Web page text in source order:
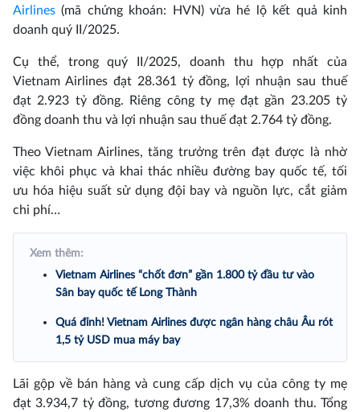
Airlines(mã chứng khoán: HVN) vừa hé lộ kết quả kinh
doanh quý II/2025.
Cụ thể, trong quý II/2025, doanh thu hợp nhất của
Vietnam Airlines đạt 28.361 tỷ đồng, lợi nhuận sau thuế
đạt 2.923 tỷ đồng. Riêng công ty mẹ đạt gần 23.205 tỷ
đồng doanh thu và lợi nhuận sau thuế đạt 2.764 tỷ đồng.
Theo Vietnam Airlines, tăng trưởng trên đạt được là nhờ
việc khôi phục và khai thác nhiều đường bay quốc tế, tối
ưu hóa hiệu suất sử dụng đội bay và nguồn lực, cắt giảm
chi phí…
Xem thêm:
Vietnam Airlines “chốt đơn” gần 1.800 tỷ đầu tư vào
Sân bay quốc tế Long Thành
Quá đỉnh! Vietnam Airlines được ngân hàng châu Âu rót
1,5 tỷ USD mua máy bay
Lãi gộp về bán hàng và cung cấp dịch vụ của công ty mẹ
đạt 3.934,7 tỷ đồng, tương đương 17,3% doanh thu. Tổng